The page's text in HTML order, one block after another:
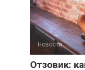
Новости
Отзовик: